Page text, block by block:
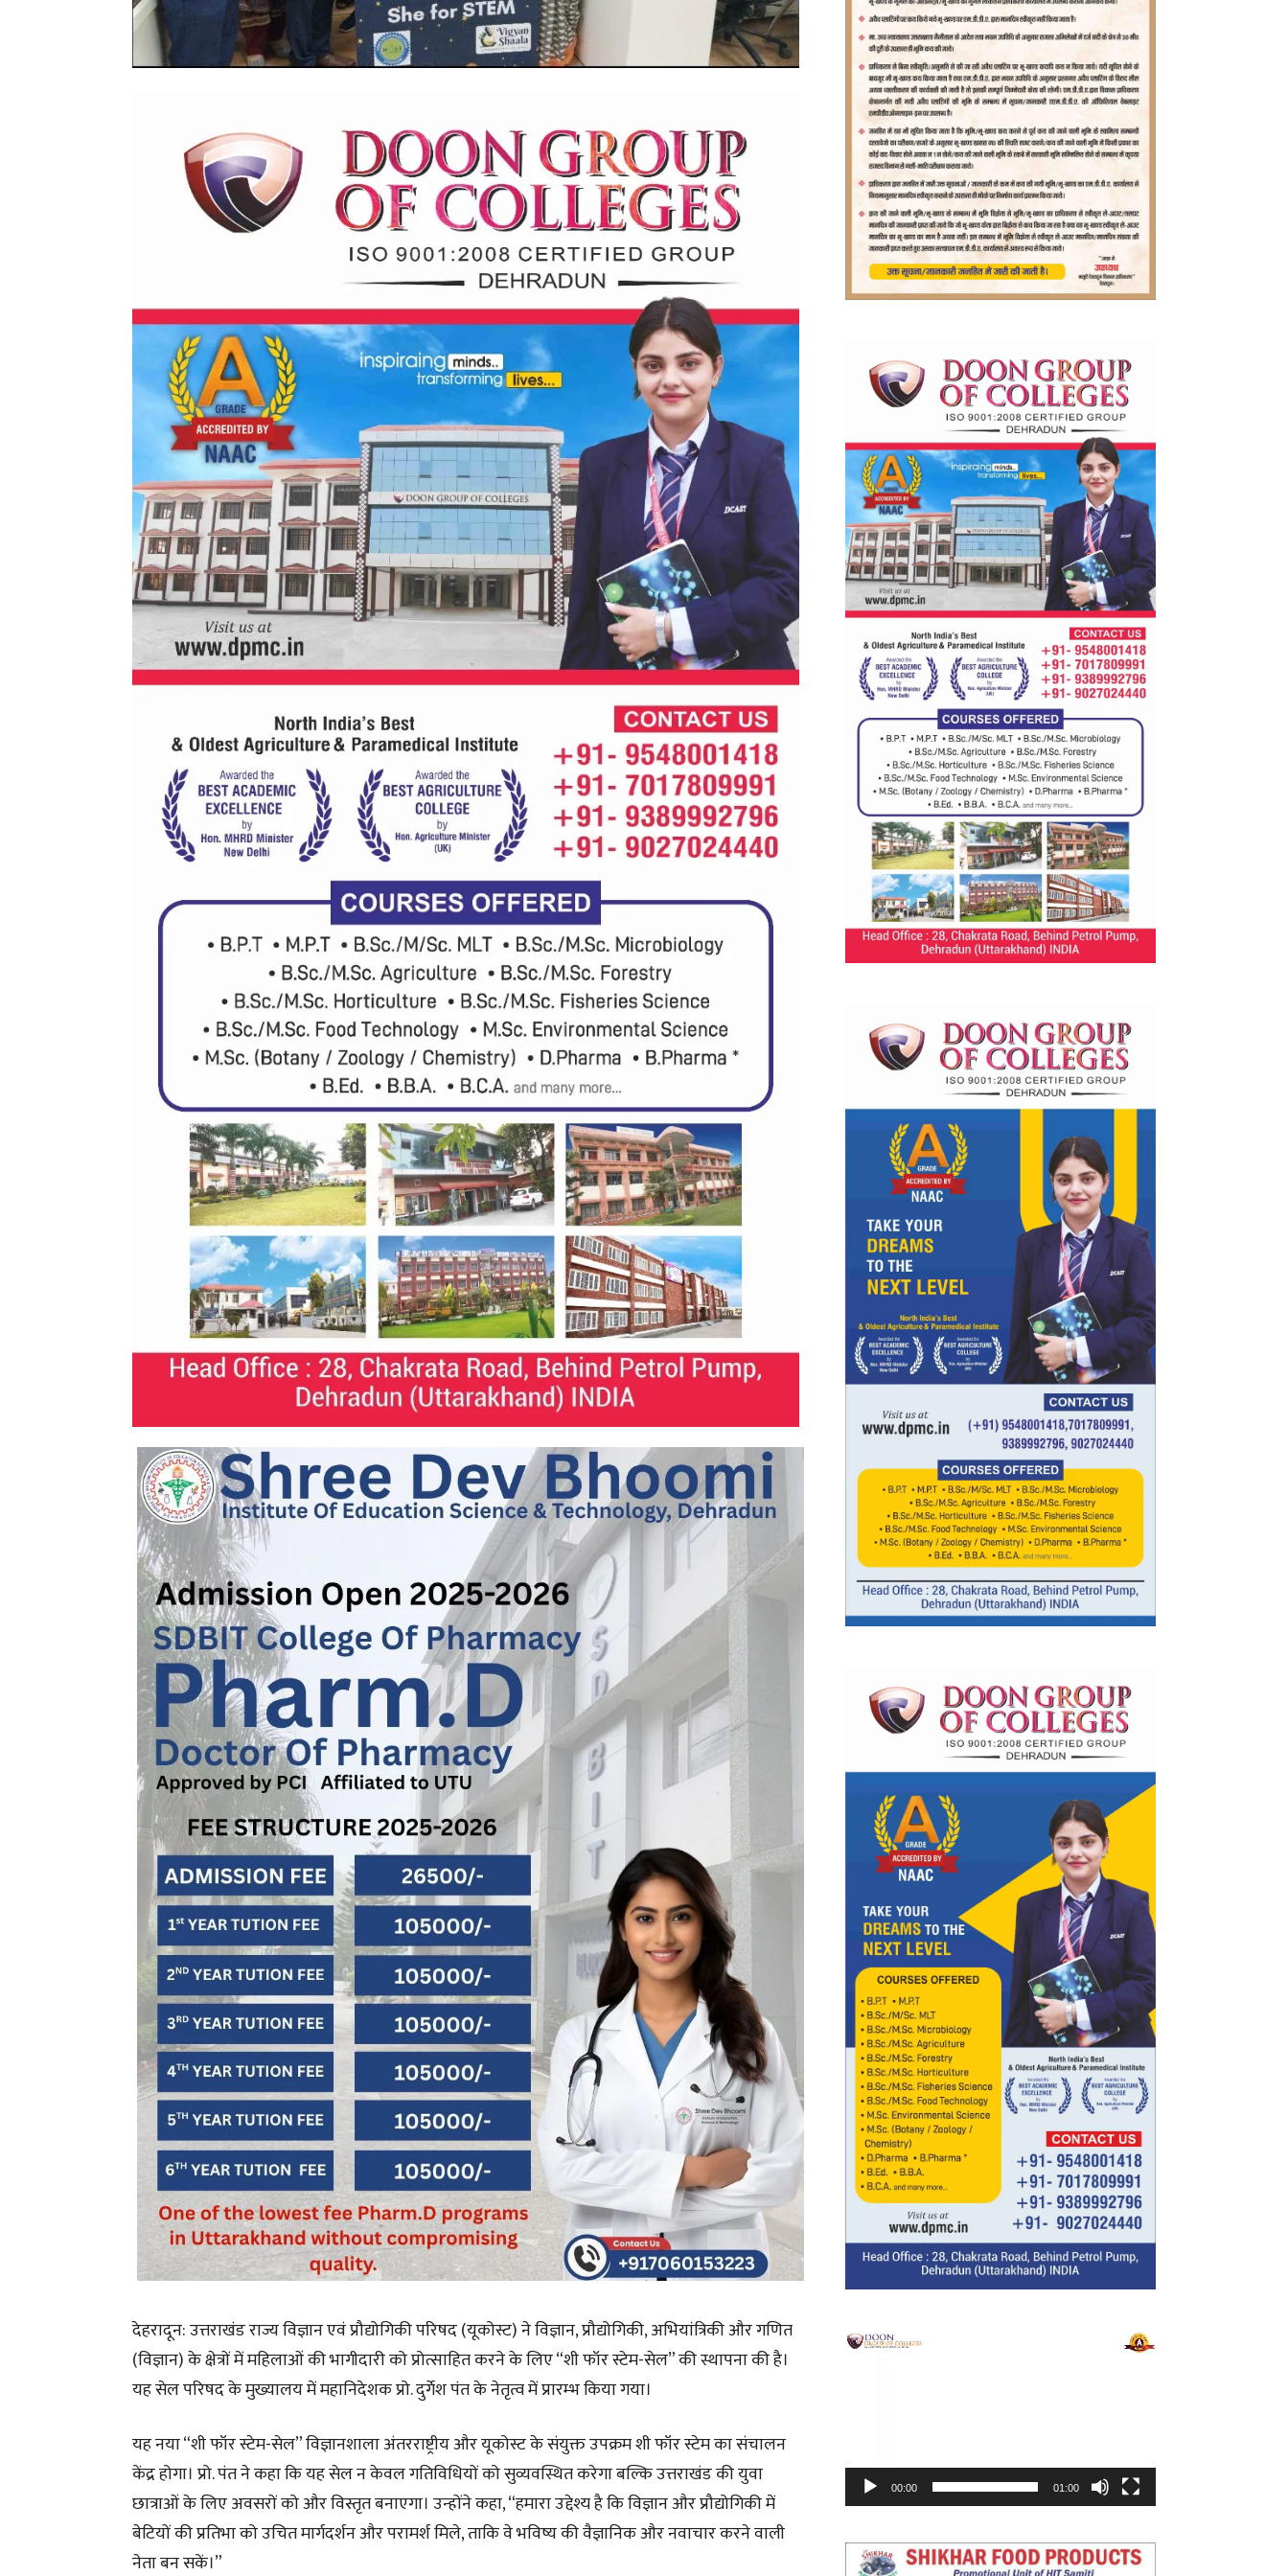
देहरादून: उत्तराखंड राज्य विज्ञान एवं प्रौद्योगिकी परिषद (यूकोस्ट) ने विज्ञान, प्रौद्योगिकी, अभियांत्रिकी और गणित
(विज्ञान) के क्षेत्रों में महिलाओं की भागीदारी को प्रोत्साहित करने के लिए “शी फॉर स्टेम-सेल” की स्थापना की है।
यह सेल परिषद के मुख्यालय में महानिदेशक प्रो. दुर्गेश पंत के नेतृत्व में प्रारम्भ किया गया।
यह नया “शी फॉर स्टेम-सेल” विज्ञानशाला अंतरराष्ट्रीय और यूकोस्ट के संयुक्त उपक्रम शी फॉर स्टेम का संचालन
केंद्र होगा। प्रो. पंत ने कहा कि यह सेल न केवल गतिविधियों को सुव्यवस्थित करेगा बल्कि उत्तराखंड की युवा
छात्राओं के लिए अवसरों को और विस्तृत बनाएगा। उन्होंने कहा, “हमारा उद्देश्य है कि विज्ञान और प्रौद्योगिकी में
बेटियों की प्रतिभा को उचित मार्गदर्शन और परामर्श मिले, ताकि वे भविष्य की वैज्ञानिक और नवाचार करने वाली
नेता बन सकें।”
Video
00:00 01:00